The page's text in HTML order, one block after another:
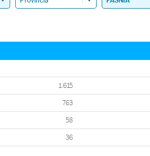
1.615
763
58
36